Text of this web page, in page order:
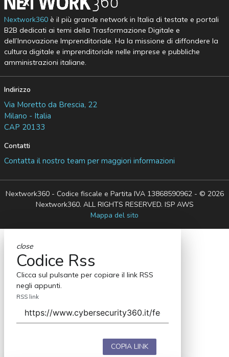
Nextwork360è il più grande network in Italia di testate e portali
B2B dedicati ai temi della Trasformazione Digitale e
dell’Innovazione Imprenditoriale. Ha la missione di diffondere la
cultura digitale e imprenditoriale nelle imprese e pubbliche
amministrazioni italiane.
Indirizzo
Via Moretto da Brescia, 22
Milano - Italia
CAP 20133
Contatti
Contatta il nostro team per maggiori informazioni
Nextwork360 - Codice fiscale e Partita IVA 13868590962 - © 2026
Nextwork360. ALL RIGHTS RESERVED. ISP AWS
Mappa del sito
close
Codice Rss
Clicca sul pulsante per copiare il link RSS
negli appunti.
RSS link
COPIA LINK